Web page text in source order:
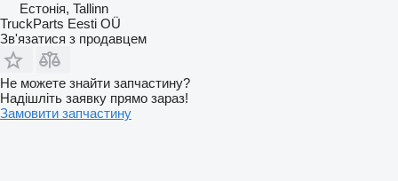
Естонія, Tallinn
TruckParts Eesti OÜ
Зв'язатися з продавцем
Не можете знайти запчастину?
Надішліть заявку прямо зараз!
Замовити запчастину